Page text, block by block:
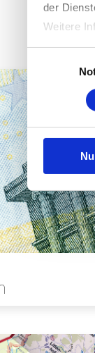
der
Weitere